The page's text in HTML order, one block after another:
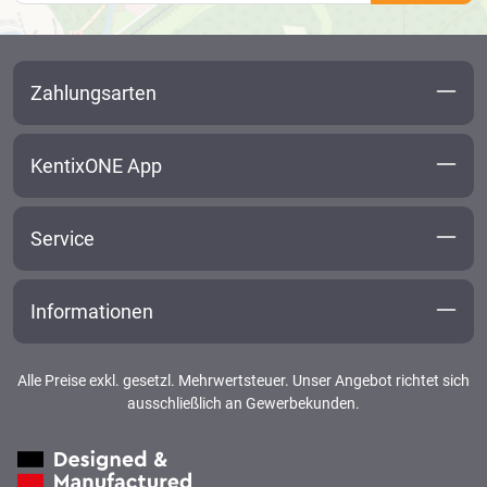
Zahlungsarten
KentixONE App
Service
Informationen
Alle Preise exkl. gesetzl. Mehrwertsteuer. Unser Angebot richtet sich
ausschließlich an Gewerbekunden.